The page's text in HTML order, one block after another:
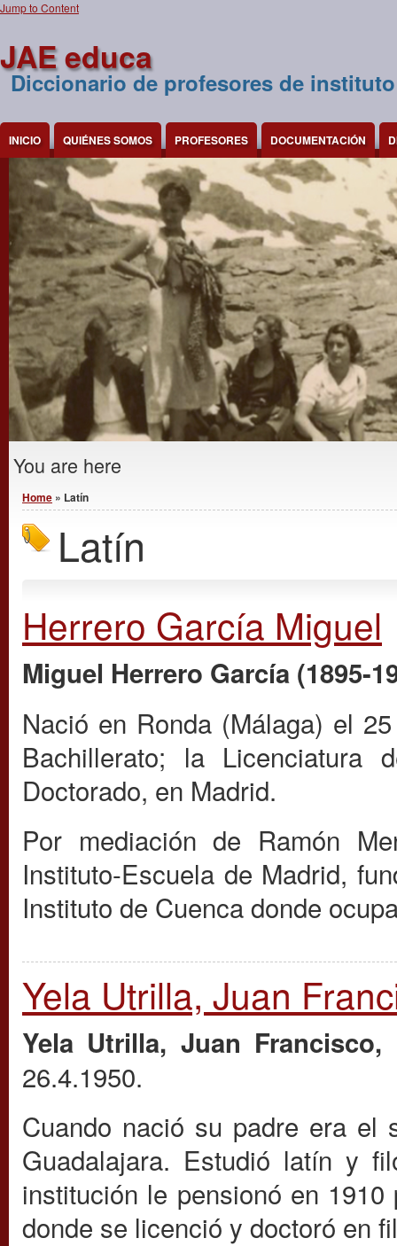
Jump to Content
JAE educa
Diccionario de profesores de
INICIO QUIÉNES SOMOS PROFESORES DOCUMENTACIÓN
You are here
Home » Latín
Latín
Herrero García Miguel
Miguel Herrero García (1895-
Nació en Ronda (Málaga) el
Bachillerato; la
Doctorado, en Madrid.
Por mediación de Ramón
Instituto-Escuela de Madrid,
Instituto de Cuenca donde
Yela Utrilla, Juan
Yela Utrilla, Juan Francisco,
26.4.1950.
Cuando nació su padre era el
Guadalajara. Estudió latín y
institución le pensionó en
donde se licenció y doctoró en